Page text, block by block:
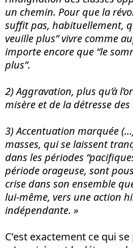
un chemin. Pour que la
suffit pas, habituellement,
veuille plus” vivre comme
importe encore que “le
plus”.
2) Aggravation, plus qu’à
misère et de la détresse
3) Accentuation marquée
masses, qui se laissent
dans les périodes
période orageuse, sont
crise dans son ensemble
lui-même, vers une action
indépendante. »
C’est exactement ce qui